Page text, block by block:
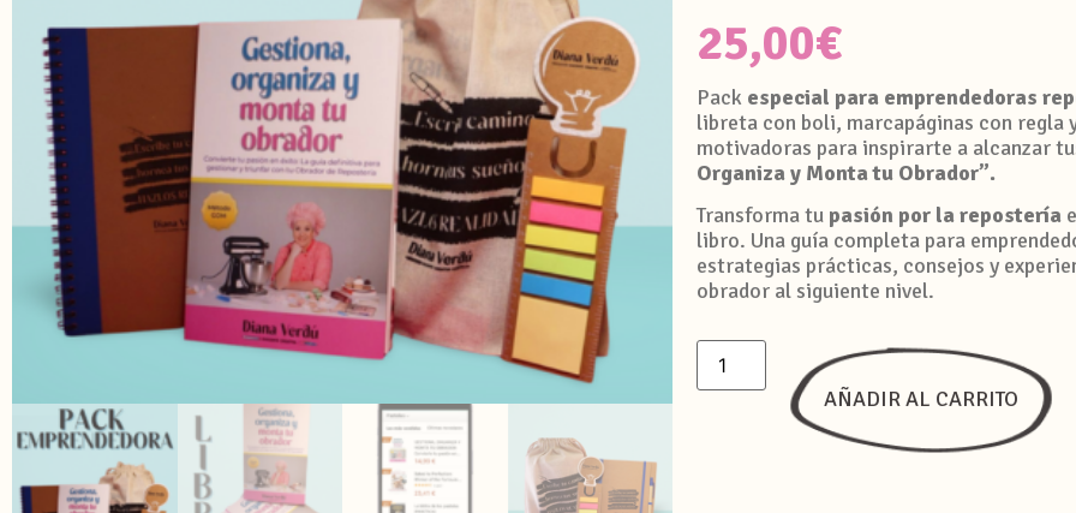
25,00€
Pack especial para emprendedoras
libreta con boli, marcapáginas con regla
motivadoras para inspirarte a alcanzar
Organiza y Monta tu Obrador”.
Transforma tu pasión por la repostería
libro. Una guía completa para
estrategias prácticas, consejos y
obrador al siguiente nivel.
AÑADIR AL CARRITO